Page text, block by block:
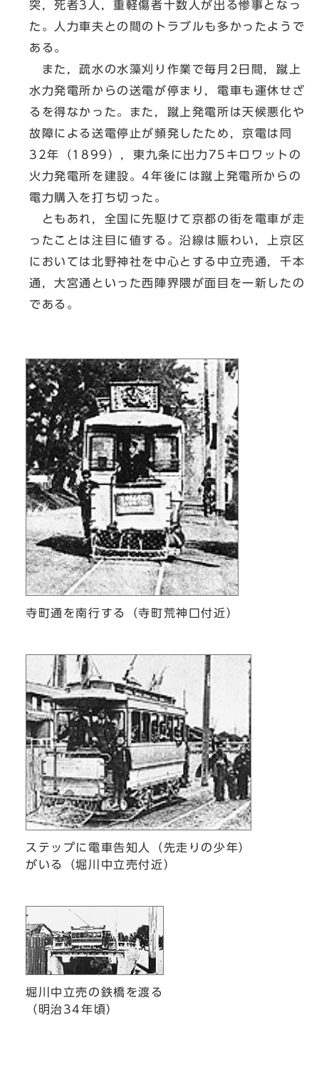
突，死者3人，重軽傷者十数人が出る惨事となっ
た。人力車夫との間のトラブルも多かったようで
ある。
また，疏水の水藻刈り作業で毎月2日間，蹴上
水力発電所からの送電が停まり，電車も運休せざ
るを得なかった。また，蹴上発電所は天候悪化や
故障による送電停止が頻発したため，京電は同
32年（1899），東九条に出力75キロワットの
火力発電所を建設。4年後には蹴上発電所からの
電力購入を打ち切った。
ともあれ，全国に先駆けて京都の街を電車が走
ったことは注目に値する。沿線は賑わい，上京区
においては北野神社を中心とする中立売通，千本
通，大宮通といった西陣界隈が面目を一新したの
である。
寺町通を南行する（寺町荒神口付近）
ステップに電車告知人（先走りの少年）
がいる（堀川中立売付近）
堀川中立売の鉄橋を渡る
（明治34年頃）